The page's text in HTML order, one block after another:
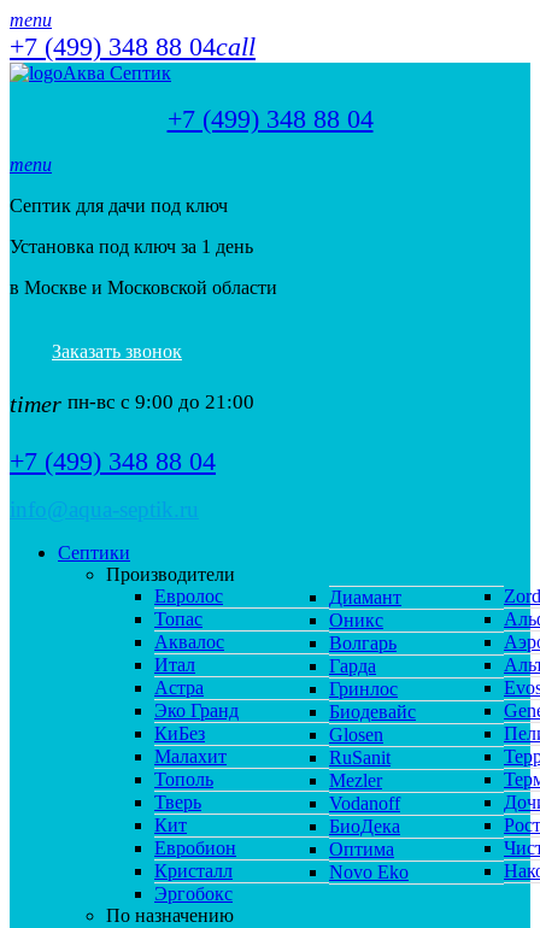
menu
+7 (499) 348 88 04call
Аква Септик
+7 (499) 348 88 04
menu
Септик для дачи под ключ
Установка под ключ за 1 день
в Москве и Московской области
Заказать звонок
timer пн-вс с 9:00 до 21:00
+7 (499) 348 88 04
info@aqua-septik.ru
Септики
Производители
Евролос
Топас
Аквалос
Итал
Астра
Эко Гранд
КиБез
Малахит
Тополь
Тверь
Кит
Евробион
Кристалл
Эргобокс
Диамант
Оникс
Волгарь
Гарда
Гринлос
Биодевайс
Glosen
RuSanit
Mezler
Vodanoff
БиоДека
Оптима
Novo Eko
По назначению